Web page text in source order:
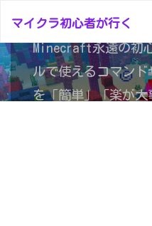
テ
ン
ツ
へ
マイクラ初心者が行く
マイクラ初心者が
Minecraft永遠の初
ルで使えるコマン
を「簡単」「楽が